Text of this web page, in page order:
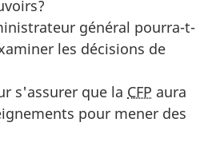
général pourra-t-
les décisions de
s'assurer que la CFP aura
pour mener des